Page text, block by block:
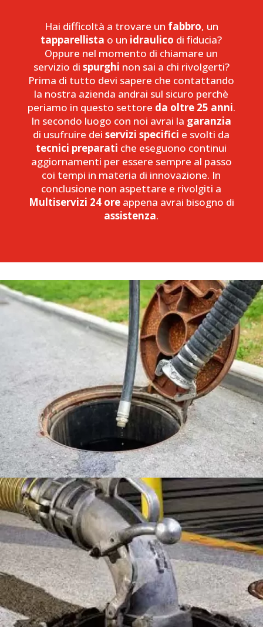
Hai difficoltà a trovare un fabbro, un
tapparellista o un idraulico di fiducia?
Oppure nel momento di chiamare un
servizio di spurghi non sai a chi rivolgerti?
Prima di tutto devi sapere che contattando
la nostra azienda andrai sul sicuro perchè
periamo in questo settore da oltre 25 anni.
In secondo luogo con noi avrai la garanzia
di usufruire deiservizi specifici e svolti da
tecnici preparati che eseguono continui
aggiornamenti per essere sempre al passo
coi tempi in materia di innovazione. In
conclusione non aspettare e rivolgiti a
Multiservizi 24 oreappena avrai bisogno di
assistenza.